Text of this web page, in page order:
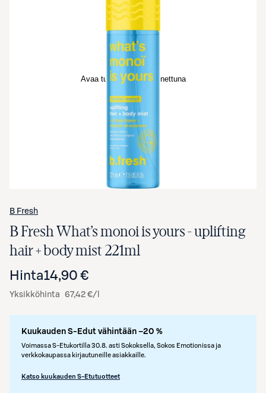
Avaa tuotekuva suurennettuna
B Fresh
B Fresh What’s monoi is yours - uplifting
hair + body mist 221ml
Hinta14,90 €
Yksikköhinta 67,42 €/l
Kuukauden S-Edut vähintään –20 %
Voimassa S-Etukortilla 30.8. asti Sokoksella, Sokos Emotionissa ja
verkkokaupassa kirjautuneille asiakkaille.
Katso kuukauden S-Etutuotteet